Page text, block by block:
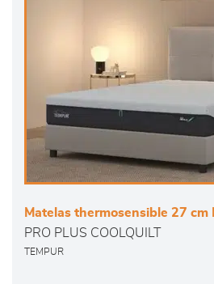
Matelas thermosensible 27 cm
PRO PLUS COOLQUILT
TEMPUR